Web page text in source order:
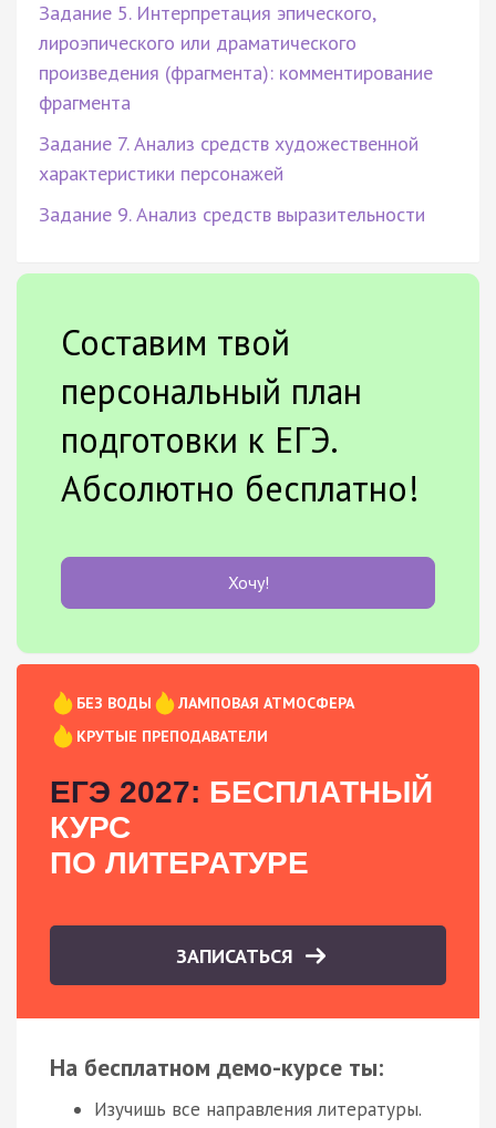
Задание 5. Интерпретация эпического,
лироэпического или драматического
произведения (фрагмента): комментирование
фрагмента
Задание 7. Анализ средств художественной
характеристики персонажей
Задание 9. Анализ средств выразительности
Составим твой
персональный план
подготовки к ЕГЭ.
Абсолютно бесплатно!
Хочу!
БЕЗ ВОДЫ
ЛАМПОВАЯ АТМОСФЕРА
КРУТЫЕ ПРЕПОДАВАТЕЛИ
ЕГЭ 2027: БЕСПЛАТНЫЙ
КУРС
ПО ЛИТЕРАТУРЕ
ЗАПИСАТЬСЯ
На бесплатном демо-курсе ты:
Изучишь все направления литературы.